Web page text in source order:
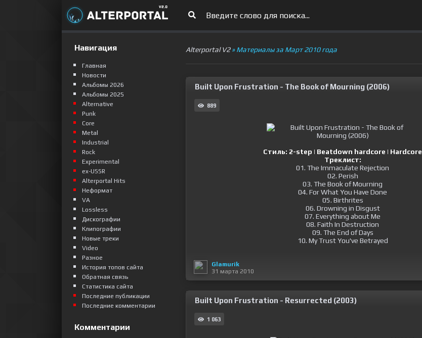
Alterportal V2» Материалы за Март 2010 года
Built Upon Frustration - The Book of Mourning (2006)
889
Стиль: 2-step | Beatdown hardcore | Hardcore
Треклист:
01. The Immaculate Rejection
02. Perish
03. The Book of Mourning
04. For What You Have Done
05. Birthrites
06. Drowning in Disgust
07. Everything about Me
08. Faith In Destruction
09. The End of Days
10. My Trust You've Betrayed
Glamurik
31 марта 2010
Built Upon Frustration - Resurrected (2003)
1 063
Навигация
Главная
Новости
Альбомы 2026
Альбомы 2025
Alternative
Punk
Сore
Metal
Industrial
Rock
Experimental
ex-USSR
Alterportal Hits
Неформат
VA
Lossless
Дискографии
Клипографии
Новые треки
Video
Разное
История топов сайта
Обратная связь
Статистика сайта
Последние публикации
Последние комментарии
Комментарии